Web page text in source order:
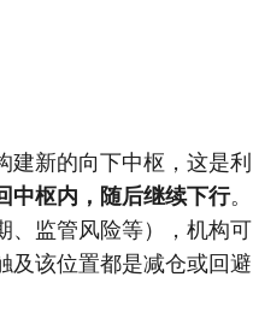
建新的向下中枢，这是利
中枢内，随后继续下行。
、监管风险等），机构可
及该位置都是减仓或回避